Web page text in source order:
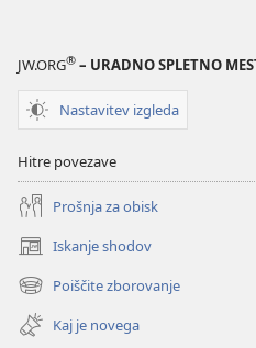
JW.ORG® – URADNO SPLETNO
Nastavitev izgleda
Hitre povezave
Prošnja za obisk
Iskanje shodov
(odpre
novo
okno)
Poiščite zborovanje
(odpre
novo
okno)
Kaj je novega